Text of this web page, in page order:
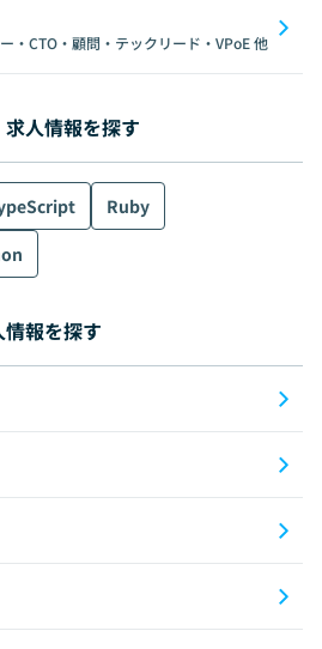
・CTO・顧問・テックリード・VPoE他
人情報を探す
Ruby
報を探す